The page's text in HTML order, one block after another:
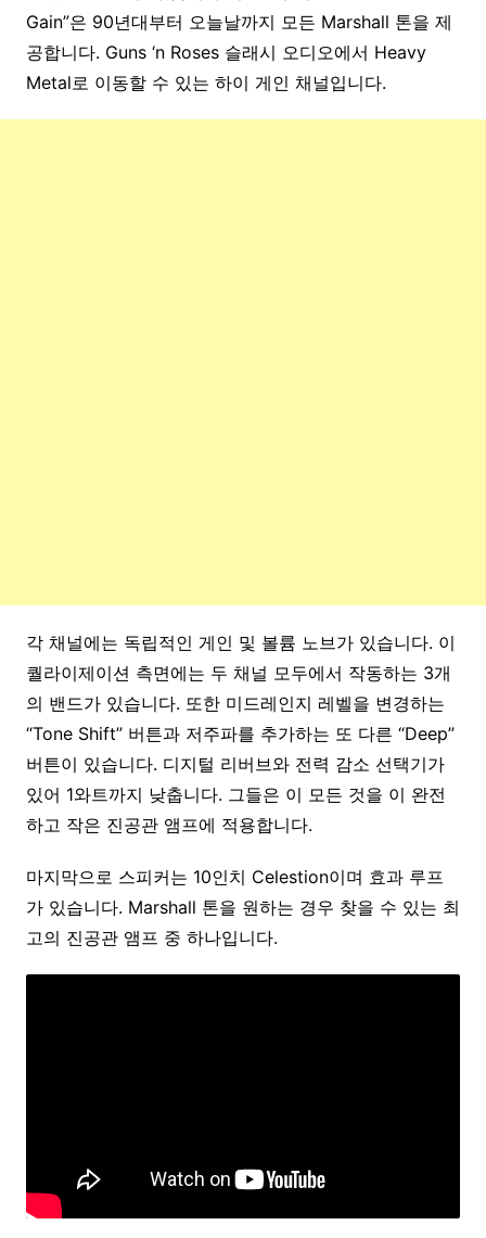
Gain”은 90년대부터 오늘날까지 모든 Marshall 톤을 제
공합니다. Guns ‘n Roses 슬래시 오디오에서 Heavy
Metal로 이동할 수 있는 하이 게인 채널입니다.
각 채널에는 독립적인 게인 및 볼륨 노브가 있습니다. 이
퀄라이제이션 측면에는 두 채널 모두에서 작동하는 3개
의 밴드가 있습니다. 또한 미드레인지 레벨을 변경하는
“Tone Shift” 버튼과 저주파를 추가하는 또 다른 “Deep”
버튼이 있습니다. 디지털 리버브와 전력 감소 선택기가
있어 1와트까지 낮춥니다. 그들은 이 모든 것을 이 완전
하고 작은 진공관 앰프에 적용합니다.
마지막으로 스피커는 10인치 Celestion이며 효과 루프
가 있습니다. Marshall 톤을 원하는 경우 찾을 수 있는 최
고의 진공관 앰프 중 하나입니다.